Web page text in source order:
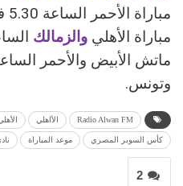
مباراة الأحمر الساعة 5.30 في ليبيا.
مباراة الأهلي والزمالك الساعة 7.30
وتونس.
Radio Alwan FM الأاهلي
كأس السوبر المصري موعد المباراة
2